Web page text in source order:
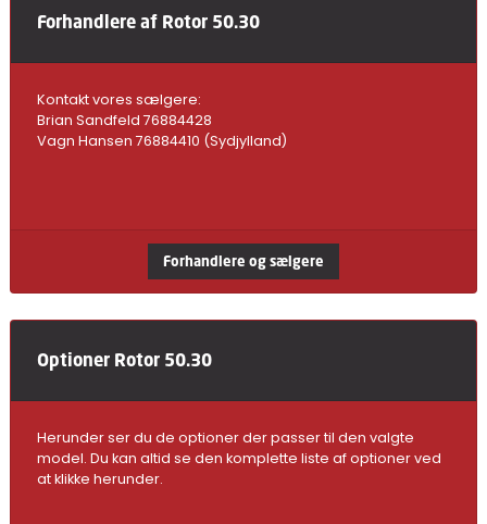
Forhandlere af Rotor 50.30
Kontakt vores sælgere:
Brian Sandfeld 76884428
Vagn Hansen 76884410 (Sydjylland)
Forhandlere og sælgere
Optioner Rotor 50.30
Herunder ser du de optioner der passer til den valgte
model. Du kan altid se den komplette liste af optioner ved
at klikke herunder.